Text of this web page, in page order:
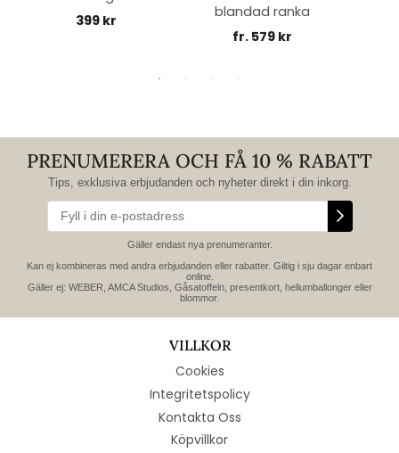
399 kr
blandad ranka
fr. 579 kr
PRENUMERERA OCH FÅ 10 % RABATT
Tips, exklusiva erbjudanden och nyheter direkt i din inkorg.
Gäller endast nya prenumeranter.
Kan ej kombineras med andra erbjudanden eller rabatter. Giltig i sju dagar enbart
online.
Gäller ej: WEBER, AMCA Studios, Gåsatoffeln, presentkort, heliumballonger eller
blommor.
VILLKOR
Cookies
Integritetspolicy
Kontakta Oss
Köpvillkor